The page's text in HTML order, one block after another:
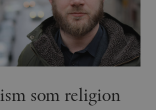
som religion